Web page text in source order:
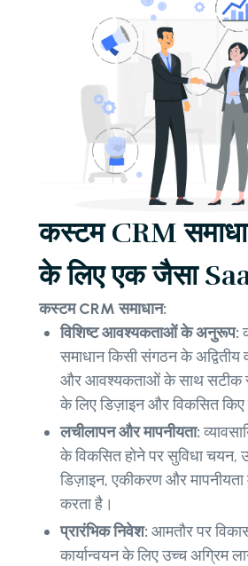
कस्टम CRM
के लिए एक जैसा
कस्टम CRM समाधान:
विशिष्ट आवश्यकताओं के अनुरूप:
समाधान किसी संगठन के अद्वितीय
और आवश्यकताओं के साथ सटीक
के लिए डिज़ाइन और विकसित किए
लचीलापन और मापनीयता:
के विकसित होने पर सुविधा चयन,
डिज़ाइन, एकीकरण और
करता है।
प्रारंभिक निवेश: आमतौर पर
कार्यान्वयन के लिए उच्च अग्रिम